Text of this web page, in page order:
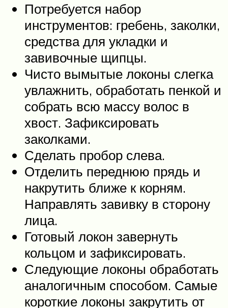
Потребуется набор
инструментов: гребень, заколки,
средства для укладки и
завивочные щипцы.
Чисто вымытые локоны слегка
увлажнить, обработать пенкой и
собрать всю массу волос в
хвост. Зафиксировать
заколками.
Сделать пробор слева.
Отделить переднюю прядь и
накрутить ближе к корням.
Направлять завивку в сторону
лица.
Готовый локон завернуть
кольцом и зафиксировать.
Следующие локоны обработать
аналогичным способом. Самые
короткие локоны закрутить от